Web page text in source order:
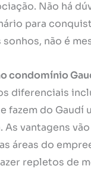
Não há
para
não é
condomínio
diferenciais
fazem do Gaudí
As vantagens
áreas do
repletos de